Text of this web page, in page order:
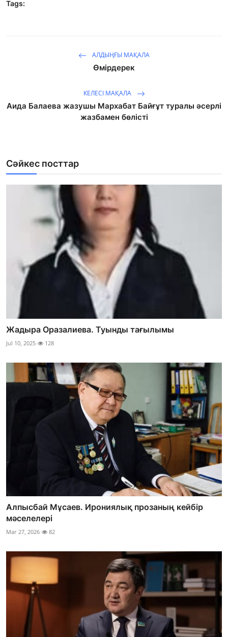
Tags:
АЛДЫҢҒЫ МАҚАЛА
Өмірдерек
КЕЛЕСІ МАҚАЛА
Аида Балаева жазушы Мархабат Байғұт туралы әсерлі
жазбамен бөлісті
Сәйкес посттар
Жадыра Оразалиева. Туынды тағылымы
Jul 10, 2025 128
Алпысбай Мұсаев. Ирониялық прозаның кейбір
мәселелері
Mar 27, 2026 82